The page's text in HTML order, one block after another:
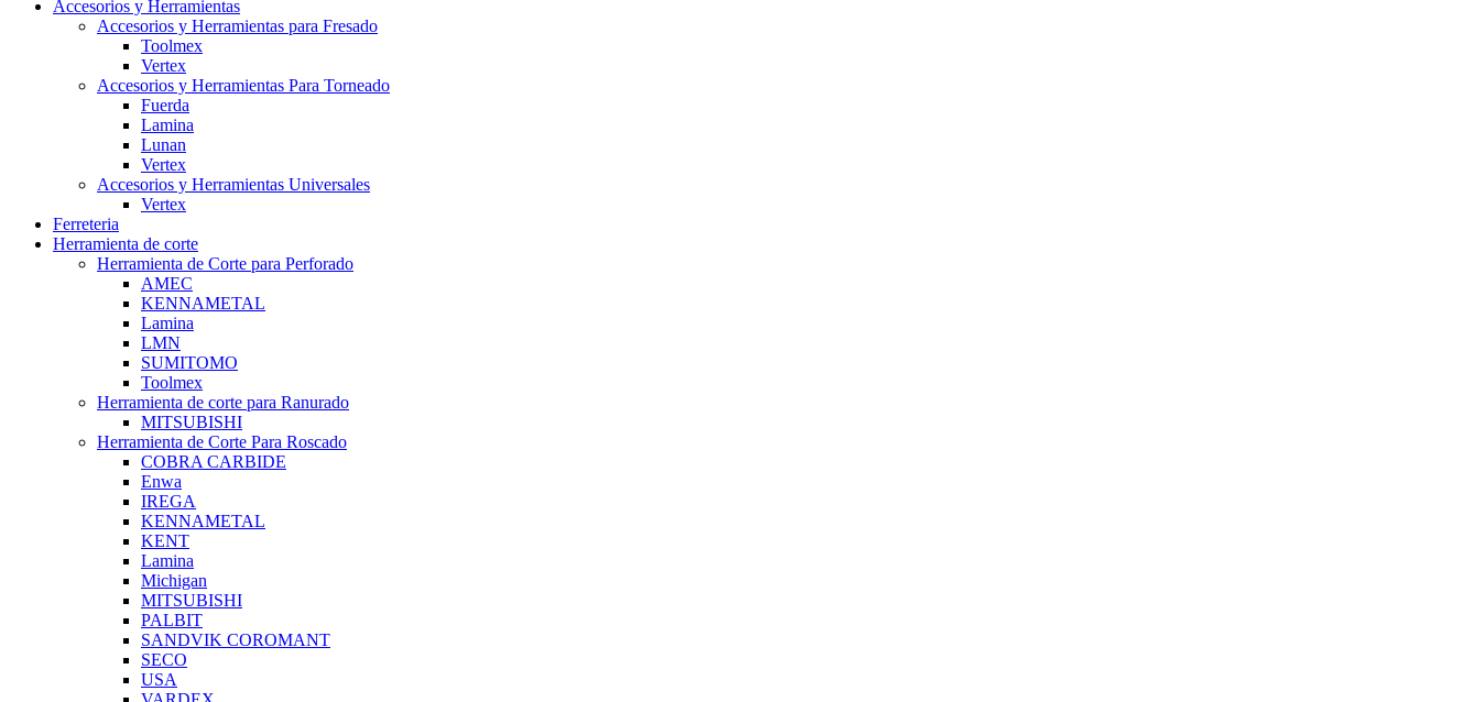
Accesorios y Herramientas
Accesorios y Herramientas para Fresado
Toolmex
Vertex
Accesorios y Herramientas Para Torneado
Fuerda
Lamina
Lunan
Vertex
Accesorios y Herramientas Universales
Vertex
Ferreteria
Herramienta de corte
Herramienta de Corte para Perforado
AMEC
KENNAMETAL
Lamina
LMN
SUMITOMO
Toolmex
Herramienta de corte para Ranurado
MITSUBISHI
Herramienta de Corte Para Roscado
COBRA CARBIDE
Enwa
IREGA
KENNAMETAL
KENT
Lamina
Michigan
MITSUBISHI
PALBIT
SANDVIK COROMANT
SECO
USA